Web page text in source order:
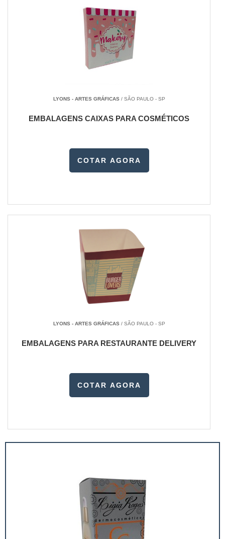
LYONS - ARTES GRÁFICAS/ SÃO PAULO - SP
EMBALAGENS CAIXAS PARA COSMÉTICOS
COTAR AGORA
LYONS - ARTES GRÁFICAS/ SÃO PAULO - SP
EMBALAGENS PARA RESTAURANTE DELIVERY
COTAR AGORA